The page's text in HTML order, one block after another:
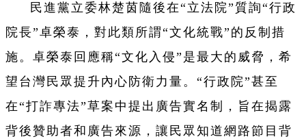
民進黨立委林楚茵隨後在“立法院”質詢“行政
院長”卓榮泰，對此類所謂“文化統戰”的反制措
施。卓榮泰回應稱“文化入侵”是最大的威脅，希
望台灣民眾提升內心防衛力量。“行政院”甚至
在“打詐專法”草案中提出廣告實名制，旨在揭露
背後贊助者和廣告來源，讓民眾知道網路節目背